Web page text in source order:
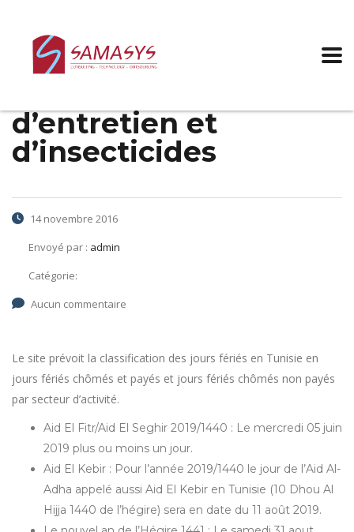
Convention collective
sectorielle: Fabricants
d’entretien et
d’insecticides
14 novembre 2016
Envoyé par : admin
Catégorie:
Aucun commentaire
Le site prévoit la classification des jours fériés en Tunisie en
jours fériés chômés et payés et jours fériés chômés non payés
par secteur d’activité.
Aid El Fitr/Aid El Seghir 2019/1440 : Le mercredi 05 juin
2019 plus ou moins un jour.
Aid El Kebir : Pour l’année 2019/1440 le jour de l’Aid Al-
Adha appelé aussi Aid El Kebir en Tunisie (10 Dhou Al
Hijja 1440 de l’hégire) sera en date du 11 août 2019.